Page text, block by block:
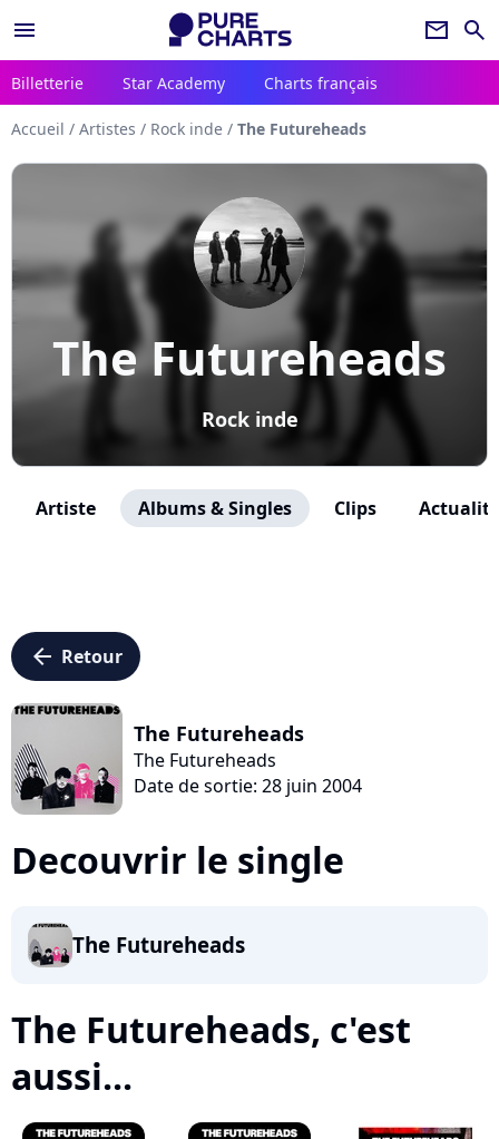
menu newsletter search
Billetterie Star Academy Charts français
Accueil / Artistes / Rock inde / The Futureheads
The Futureheads
Rock inde
Artiste Albums & Singles Clips
arrow_left Retour
The Futureheads
The Futureheads
Date de sortie: 28 juin 2004
Decouvrir le single
The Futureheads
The Futureheads, c'est
aussi...